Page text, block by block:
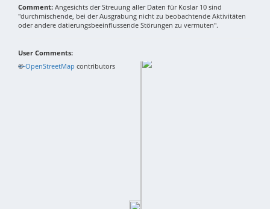
Comment: Angesichts der Streuung aller Daten für Koslar 10 sind
"durchmischende, bei der Ausgrabung nicht zu beobachtende Aktivitäten
oder andere datierungsbeeinflussende Störungen zu vermuten".
User Comments:
+−
©OpenStreetMap contributors